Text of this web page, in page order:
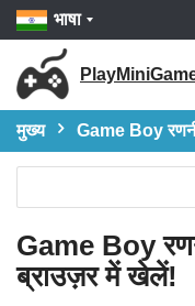
भाषा
मुख्य Game Boy
Game Boy
ब्राउज़र में खेलें!